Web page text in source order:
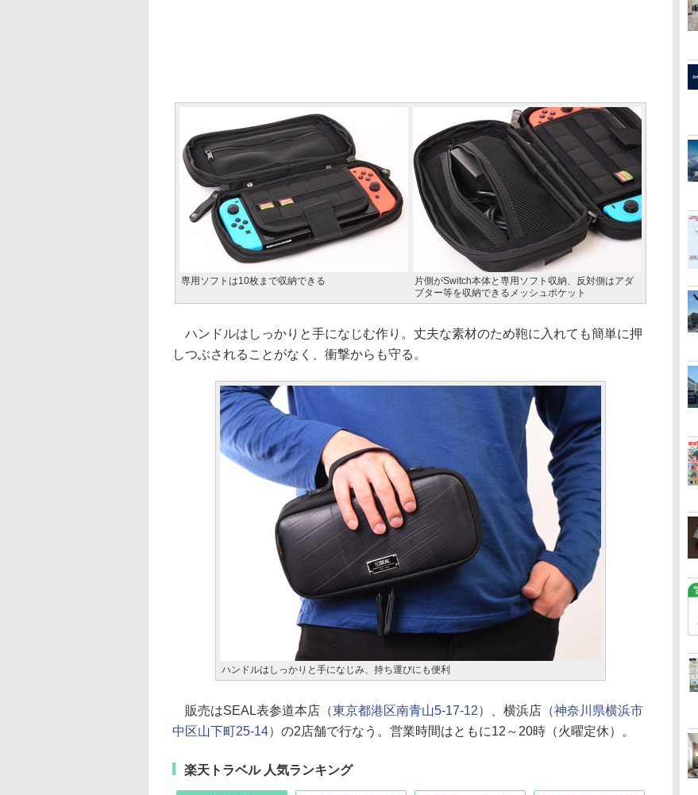
専用ソフトは10枚まで収納できる
片側がSwitch本体と専用ソフト収納、反対側はアダ
ブター等を収納できるメッシュポケット
ハンドルはしっかりと手になじむ作り。丈夫な素材のため鞄に入れても簡単に押
しつぶされることがなく、衝撃からも守る。
ハンドルはしっかりと手になじみ、持ち運びにも便利
販売はSEAL表参道本店 （東京都港区南青山5-17-12） 、横浜店 （神奈川県横浜市
中区山下町25-14） の2店舗で行なう。営業時間はともに12～20時（火曜定休）。
楽天トラベル 人気ランキング